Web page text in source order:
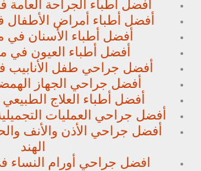
أفضل أطباء الجراحة العامة
أفضل أطباء أمراض الأطفال
أفضل أطباء الأسنان في
أفضل أطباء العيون في
أفضل جراحي طفل الأنابيب
أفضل جراحي الجهاز
أفضل أطباء العلاج الطبيعي
أفضل جراحي العمليات
أفضل جراحي الأذن والأنف
الهند
افضل جراحي أورام النساء